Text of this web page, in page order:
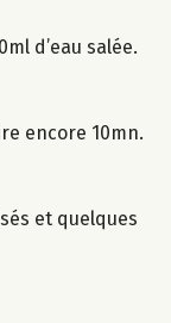
d’eau salée.
encore 10mn.
et quelques